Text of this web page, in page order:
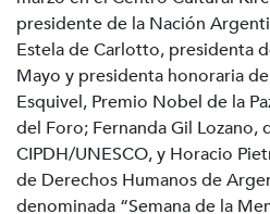
presidente de la Nación
Estela de Carlotto, presidenta
Mayo y presidenta honoraria
Esquivel, Premio Nobel de la
del Foro; Fernanda Gil Lozano,
CIPDH/UNESCO, y Horacio
de Derechos Humanos de
denominada “Semana de la